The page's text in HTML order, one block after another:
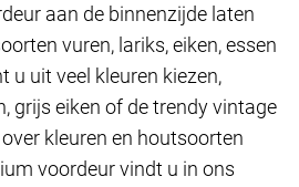
aan de binnenzijde laten
vuren, lariks, eiken, essen
u uit veel kleuren kiezen,
grijs eiken of de trendy vintage
kleuren en houtsoorten
voordeur vindt u in ons